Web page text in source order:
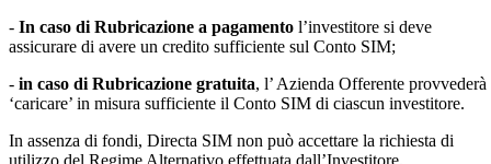
- In caso di Rubricazione a pagamento l’investitore si deve
assicurare di avere un credito sufficiente sul Conto SIM;
- in caso di Rubricazione gratuita, l’ Azienda Offerente provvederà
‘caricare’ in misura sufficiente il Conto SIM di ciascun investitore.
In assenza di fondi, Directa SIM non può accettare la richiesta di
utilizzo del Regime Alternativo effettuata dall’Investitore.